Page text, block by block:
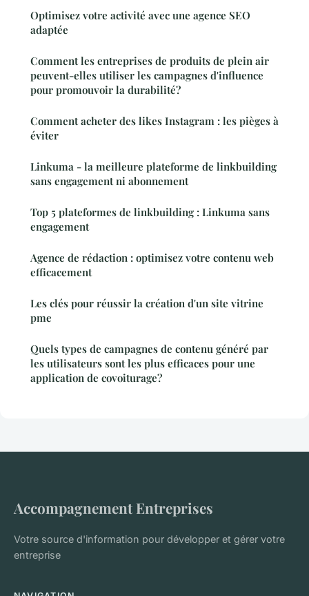
Optimisez votre activité avec une agence SEO
adaptée
Comment les entreprises de produits de plein air
peuvent-elles utiliser les campagnes d'influence
pour promouvoir la durabilité?
Comment acheter des likes Instagram : les pièges à
éviter
Linkuma - la meilleure plateforme de linkbuilding
sans engagement ni abonnement
Top 5 plateformes de linkbuilding : Linkuma sans
engagement
Agence de rédaction : optimisez votre contenu web
efficacement
Les clés pour réussir la création d'un site vitrine
pme
Quels types de campagnes de contenu généré par
les utilisateurs sont les plus efficaces pour une
application de covoiturage?
Accompagnement Entreprises
Votre source d'information pour développer et gérer votre
entreprise